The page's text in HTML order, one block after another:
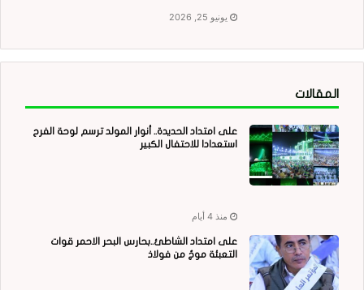
يونيو 25, 2026
المقالات
على امتداد الحديدة.. أنوار المولد ترسم لوحة الفرح
استعدادا للاحتفال الكبير
منذ 4 أيام
على امتداد الشاطئ..بحارس البحر الاحمر قوات
التعبئة موجٌ من فولاذ